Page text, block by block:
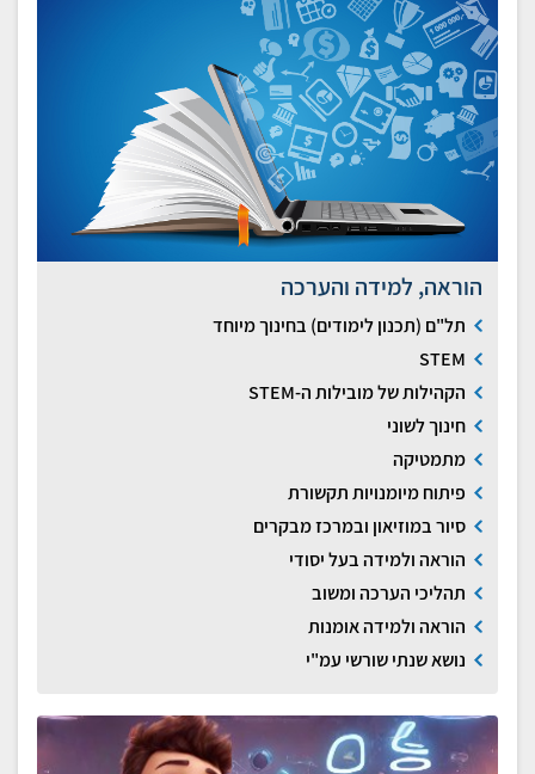
הוראה, למידה והערכה
תל"ם (תכנון לימודים) בחינוך מיוחד
STEM
הקהילות של מובילות ה-STEM
חינוך לשוני
מתמטיקה
פיתוח מיומנויות תקשורת
סיור במוזיאון ובמרכז מבקרים
הוראה ולמידה בעל יסודי
תהליכי הערכה ומשוב
הוראה ולמידה אומנות
נושא שנתי שורשי עמ"י